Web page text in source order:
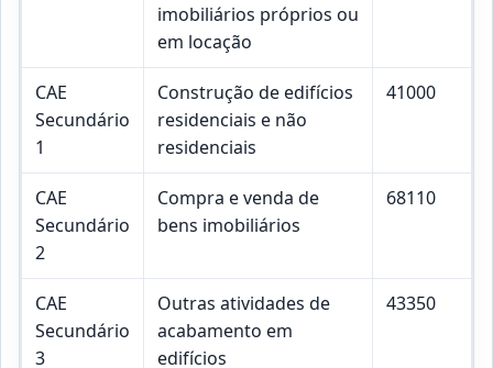
imobiliários próprios ou
em locação
CAE
Secundário
1
Construção de edifícios
residenciais e não
residenciais
41000
CAE
Secundário
2
Compra e venda de
bens imobiliários
68110
CAE
Secundário
3
Outras atividades de
acabamento em
edifícios
43350